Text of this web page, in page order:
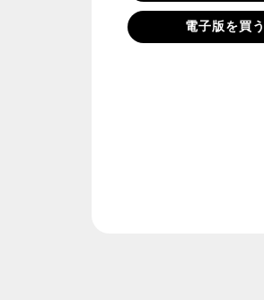
電子版を買う